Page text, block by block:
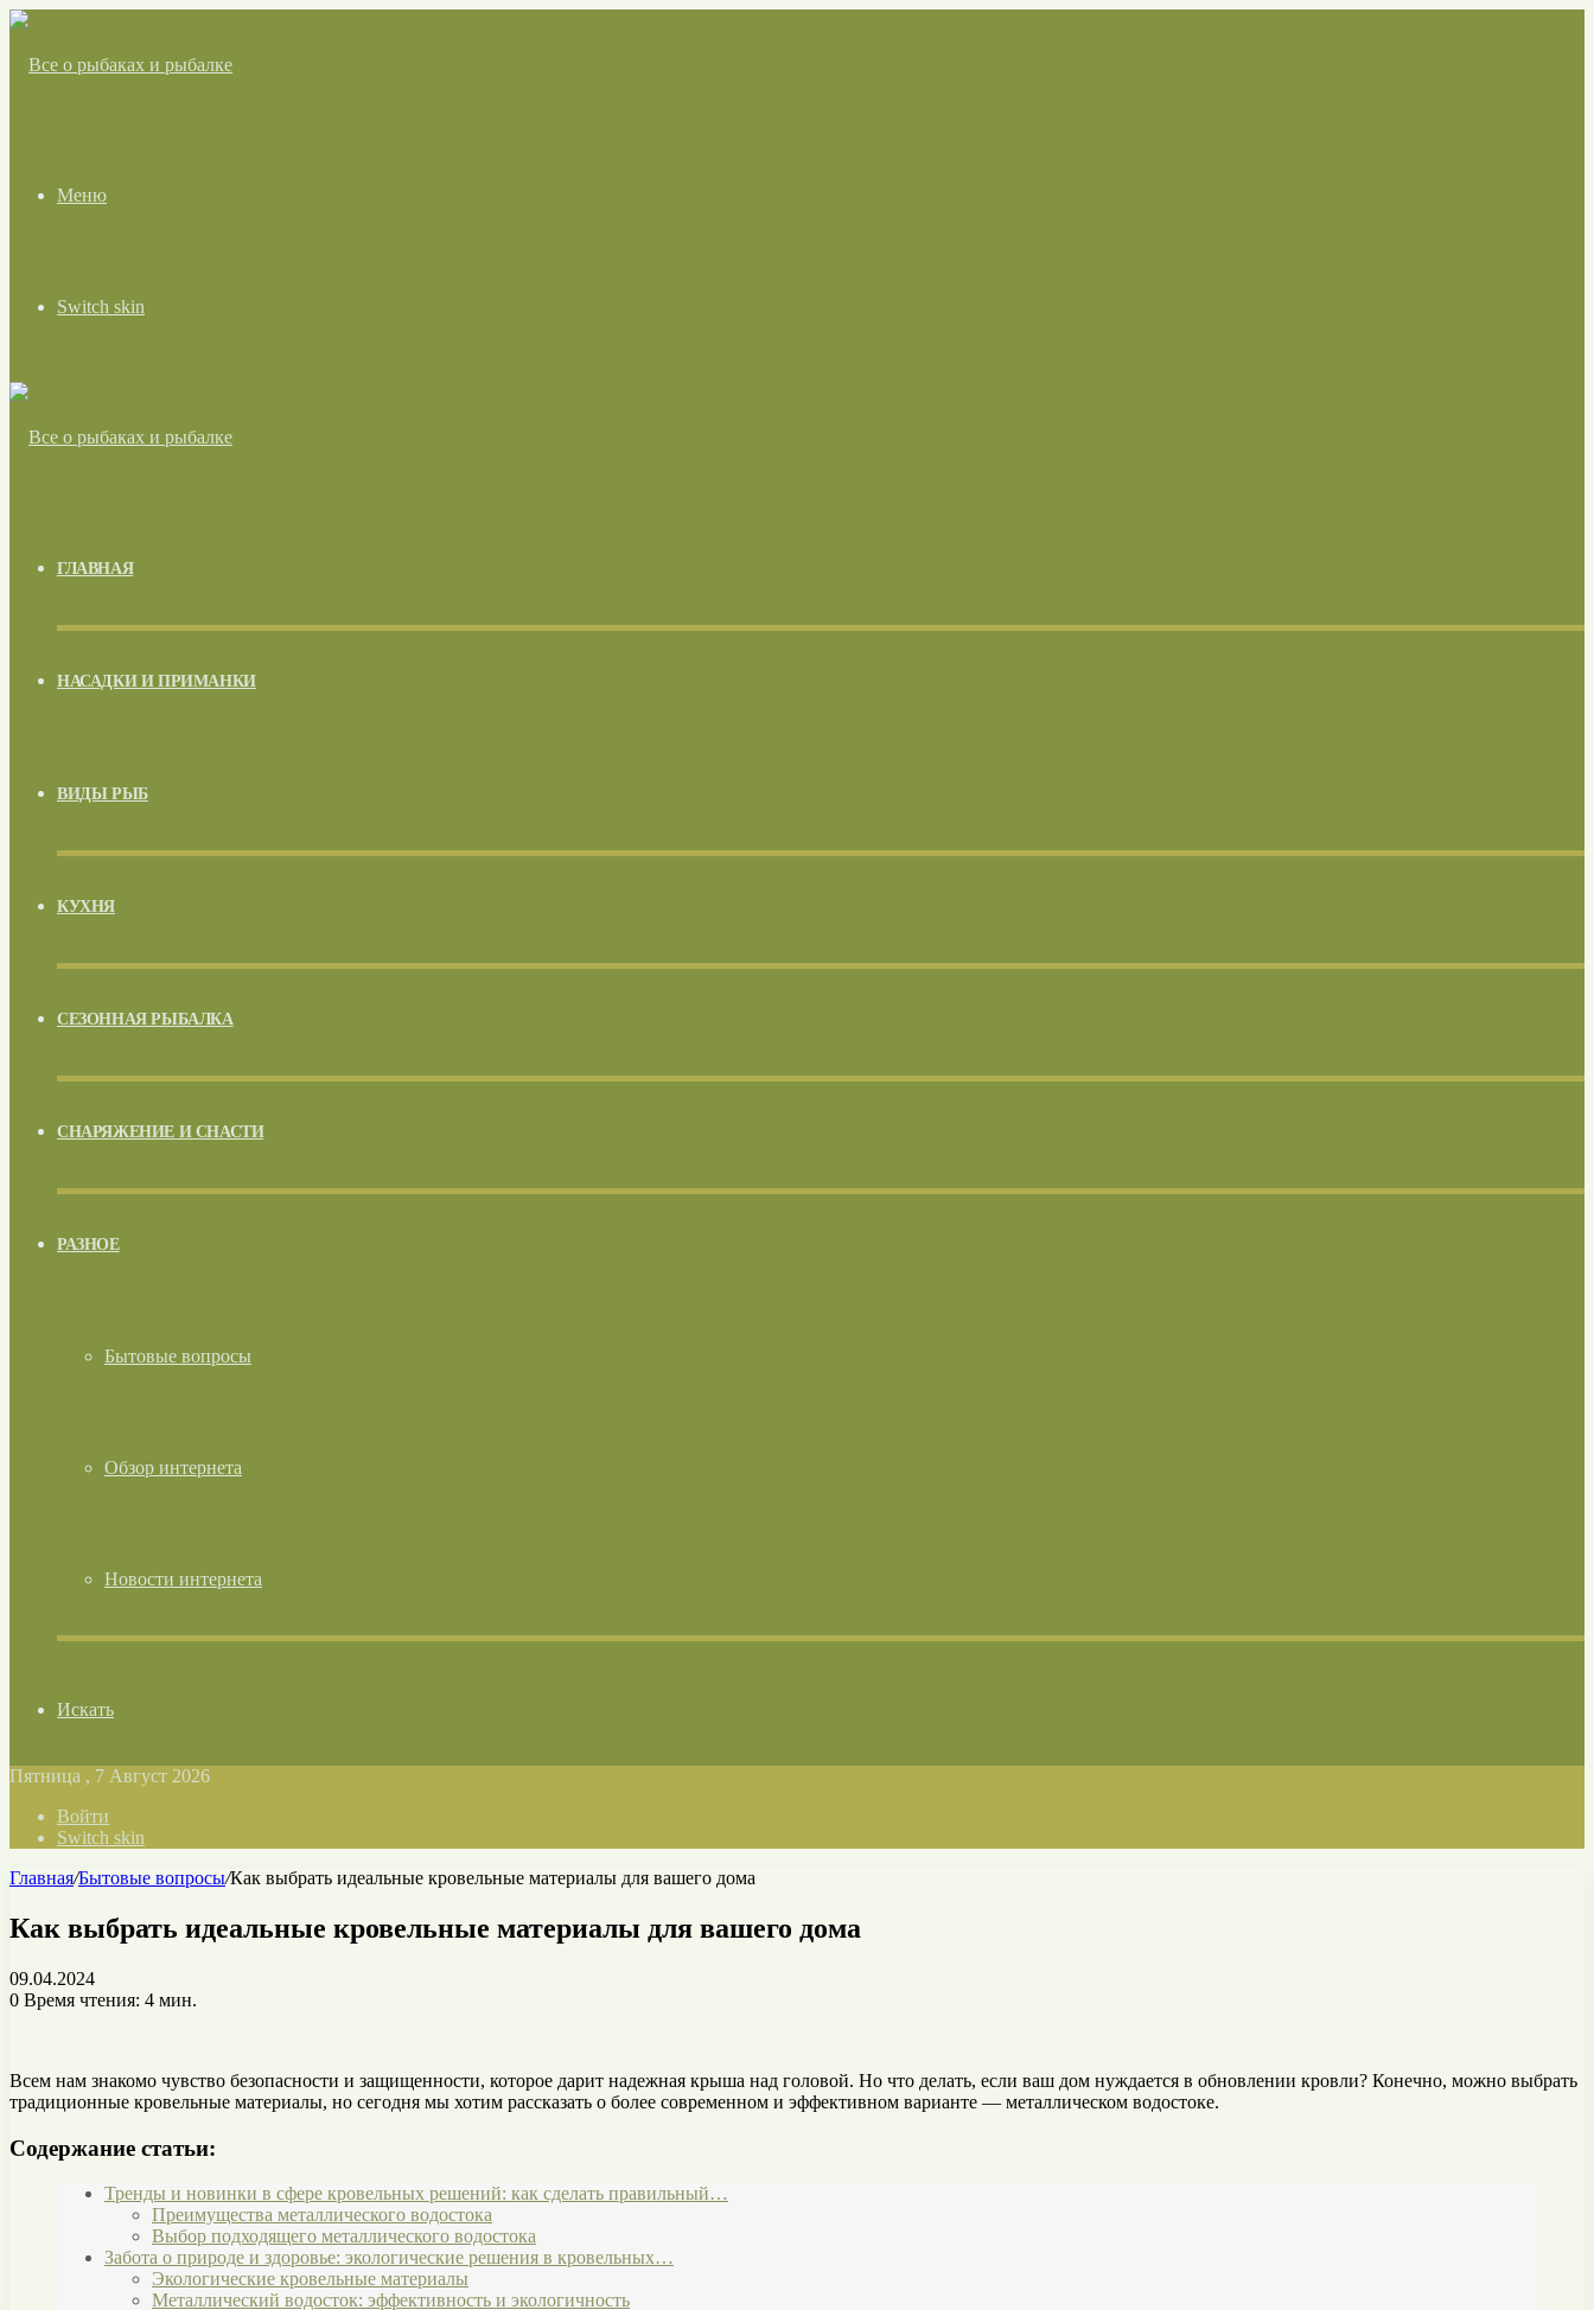
Меню
Switch skin
ГЛАВНАЯ
НАСАДКИ И ПРИМАНКИ
ВИДЫ РЫБ
КУХНЯ
СЕЗОННАЯ РЫБАЛКА
СНАРЯЖЕНИЕ И СНАСТИ
РАЗНОЕ
Бытовые вопросы
Обзор интернета
Новости интернета
Искать
Пятница , 7 Август 2026
Войти
Switch skin
Главная/Бытовые вопросы/Как выбрать идеальные кровельные материалы для вашего дома
Как выбрать идеальные кровельные материалы для вашего дома
09.04.2024
0 Время чтения: 4 мин.
Всем нам знакомо чувство безопасности и защищенности, которое дарит надежная крыша над головой. Но что делать, если ваш дом нуждается в обновлении кровли? Конечно, можно выбрать
традиционные кровельные материалы, но сегодня мы хотим рассказать о более современном и эффективном варианте — металлическом водостоке.
Содержание статьи:
Тренды и новинки в сфере кровельных решений: как сделать правильный…
Преимущества металлического водостока
Выбор подходящего металлического водостока
Забота о природе и здоровье: экологические решения в кровельных…
Экологические кровельные материалы
Металлический водосток: эффективность и экологичность